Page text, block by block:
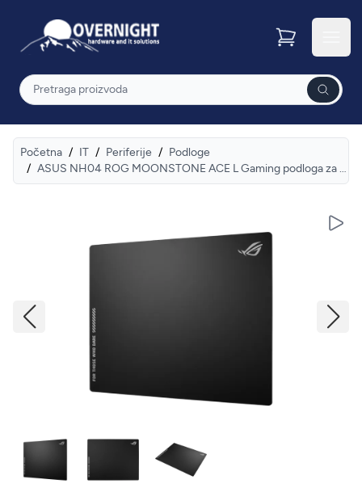
Overnight
Pretraga
Početna / IT / Periferije / Podloge
/
ASUS NH04 ROG MOONSTONE ACE L Gaming podloga za miš crna